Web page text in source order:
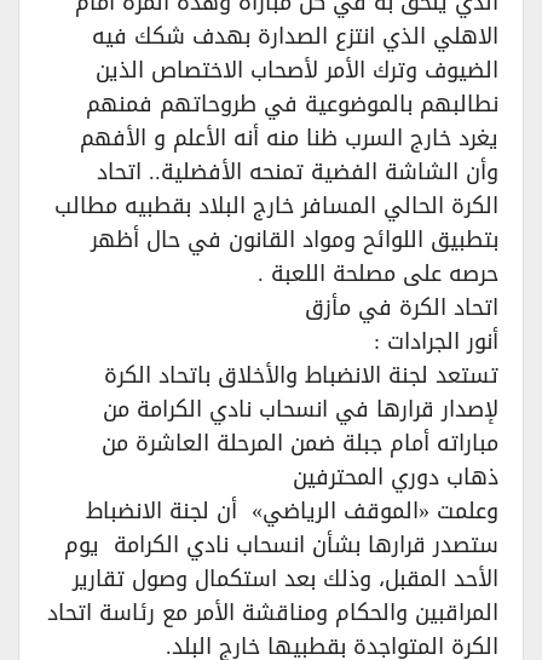
الاهلي الذي انتزع الصدارة بهدف شكك فيه
الضيوف وترك الأمر لأصحاب الاختصاص الذين
نطالبهم بالموضوعية في طروحاتهم فمنهم
يغرد خارج السرب ظنا منه أنه الأعلم و الأفهم
وأن الشاشة الفضية تمنحه الأفضلية.. اتحاد
الكرة الحالي المسافر خارج البلاد بقطبيه مطالب
بتطبيق اللوائح ومواد القانون في حال أظهر
حرصه على مصلحة اللعبة .
اتحاد الكرة في مأزق
أنور الجرادات :
تستعد لجنة الانضباط والأخلاق باتحاد الكرة
لإصدار قرارها في انسحاب نادي الكرامة من
مباراته أمام جبلة ضمن المرحلة العاشرة من
ذهاب دوري المحترفين
وعلمت «الموقف الرياضي» أن لجنة الانضباط
ستصدر قرارها بشأن انسحاب نادي الكرامة يوم
الأحد المقبل، وذلك بعد استكمال وصول تقارير
المراقبين والحكام ومناقشة الأمر مع رئاسة اتحاد
الكرة المتواجدة بقطبيها خارج البلد.